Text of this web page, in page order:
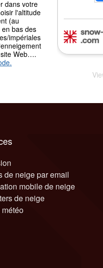
dans votre
l'altitude
(au
bas des
impériales
Web….
de neige par email
mobile de neige
de neige